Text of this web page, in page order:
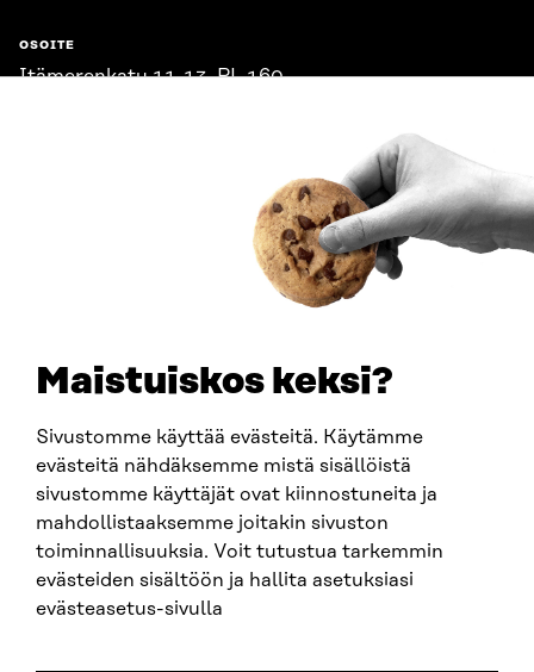
Maistuiskos keksi?
Sivustomme käyttää evästeitä. Käytämme
evästeitä nähdäksemme mistä sisällöistä
sivustomme käyttäjät ovat kiinnostuneita ja
mahdollistaaksemme joitakin sivuston
toiminnallisuuksia. Voit tutustua tarkemmin
evästeiden sisältöön ja hallita asetuksiasi
evästeasetus-sivulla
OSOITE
Itämerenkatu 11-13, PL 160,
SITRA SOSIAALISESSA MEDIASSA
LinkedIn
Instagram
YouTube